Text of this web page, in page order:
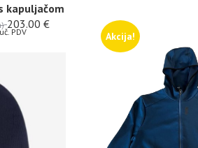
kapuljačom
203.00 €
PDV Akcija!